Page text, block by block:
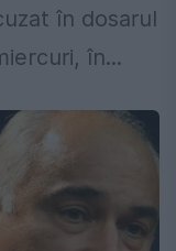
în dosarul
în...